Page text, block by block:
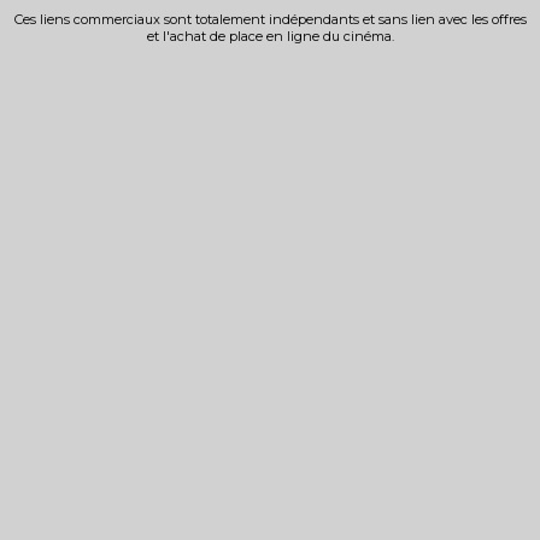
Ces liens commerciaux sont totalement indépendants et sans lien avec les offres
et l'achat de place en ligne du cinéma.